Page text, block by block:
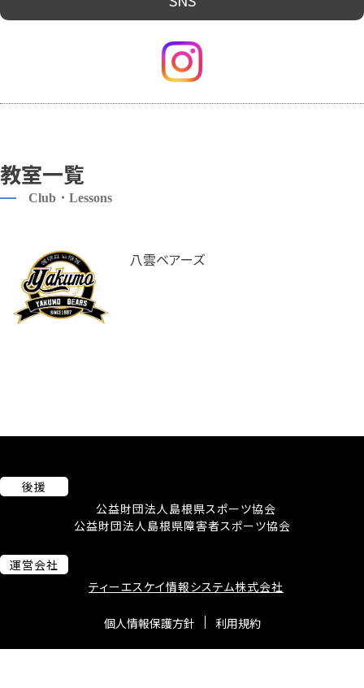
教室一覧
Club・Lessons
八雲ベアーズ
後援
公益財団法人島根県スポーツ協会
公益財団法人島根県障害者スポーツ協会
運営会社
ティーエスケイ情報システム株式会社
個人情報保護方針 利用規約